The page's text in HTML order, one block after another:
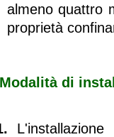
almeno quattro
proprietà
Modalità di